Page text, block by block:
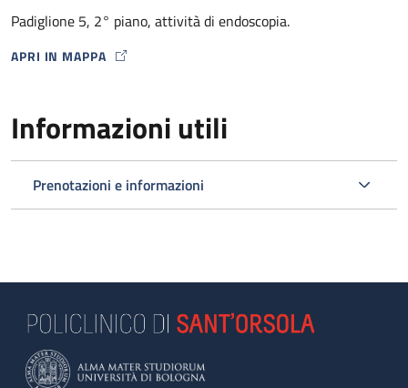
Padiglione 5, 2° piano, attività di endoscopia.
APRI IN MAPPA
MAP ICON
Informazioni utili
Prenotazioni e informazioni